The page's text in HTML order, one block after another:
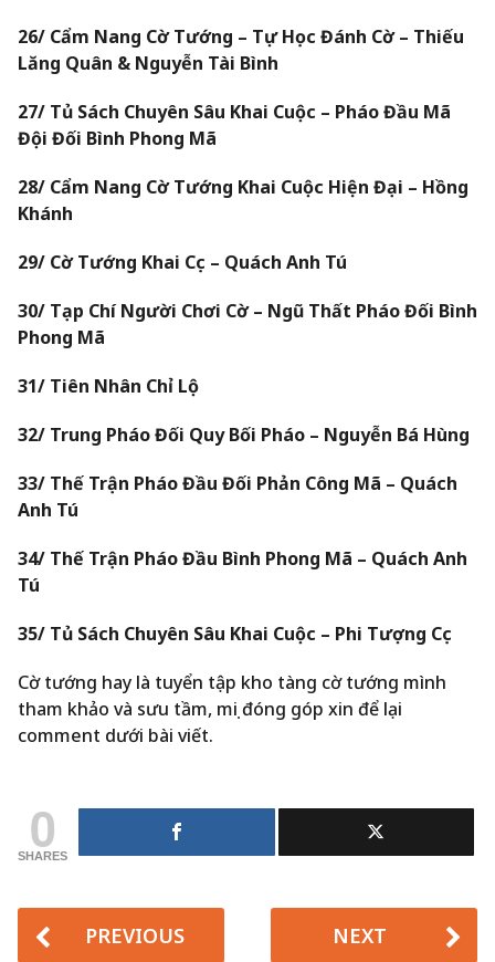
26/ Cẩm Nang Cờ Tướng – Tự Học Đánh Cờ – Thiếu
Lăng Quân & Nguyễn Tài Bình
27/ Tủ Sách Chuyên Sâu Khai Cuộc – Pháo Đầu Mã
Đội Đối Bình Phong Mã
28/ Cẩm Nang Cờ Tướng Khai Cuộc Hiện Đại – Hồng
Khánh
29/ Cờ Tướng Khai Cục – Quách Anh Tú
30/ Tạp Chí Người Chơi Cờ – Ngũ Thất Pháo Đối Bình
Phong Mã
31/ Tiên Nhân Chỉ Lộ
32/ Trung Pháo Đối Quy Bối Pháo – Nguyễn Bá Hùng
33/ Thế Trận Pháo Đầu Đối Phản Công Mã – Quách
Anh Tú
34/ Thế Trận Pháo Đầu Bình Phong Mã – Quách Anh
Tú
35/ Tủ Sách Chuyên Sâu Khai Cuộc – Phi Tượng Cục
Cờ tướng hay là tuyển tập kho tàng cờ tướng mình
tham khảo và sưu tầm, mọi đóng góp xin để lại
comment dưới bài viết.
0
SHARES
PREVIOUS NEXT